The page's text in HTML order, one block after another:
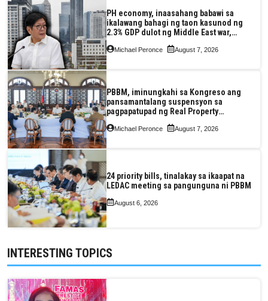
PH economy, inaasahang babawi sa
ikalawang bahagi ng taon kasunod ng
2.3% GDP dulot ng Middle East war,
pagkaantala ng public construction
Michael Peronce August 7, 2026
PBBM, iminungkahi sa Kongreso ang
pansamantalang suspensyon sa
pagpapatupad ng Real Property
Valuation and Assessment Reform Act
Michael Peronce August 7, 2026
24 priority bills, tinalakay sa ikaapat na
LEDAC meeting sa pangunguna ni PBBM
August 6, 2026
INTERESTING TOPICS